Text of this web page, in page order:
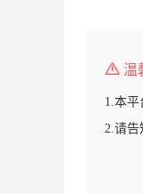
温
1.本平
2.请告